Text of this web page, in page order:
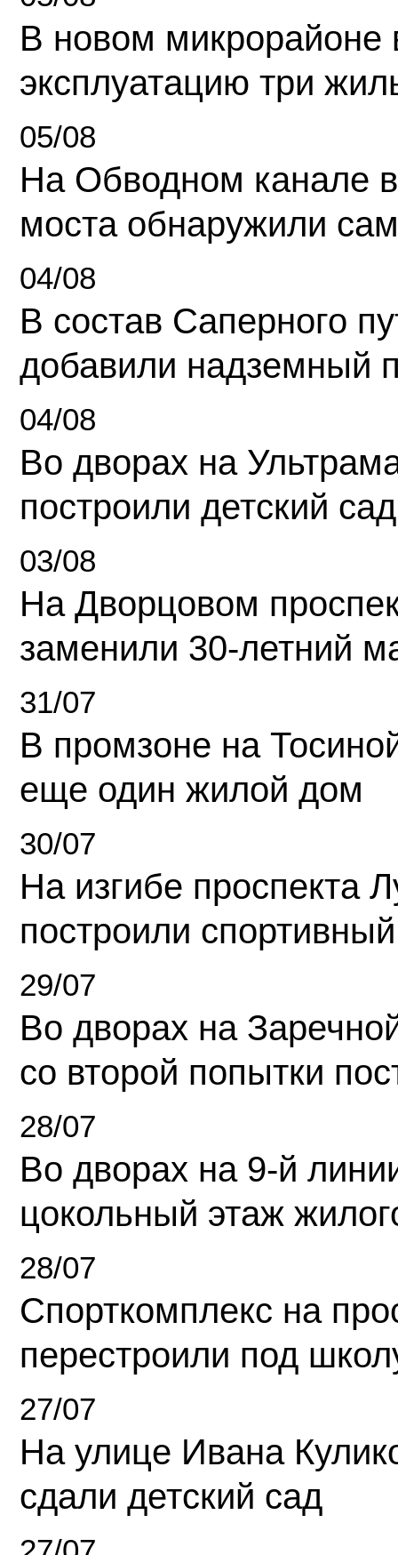
В новом микрорайоне
эксплуатацию три
05/08
На Обводном канале
моста обнаружили
04/08
В состав Саперного
добавили надземный
04/08
Во дворах на
построили детский сад
03/08
На Дворцовом
заменили 30-летний
31/07
В промзоне на
еще один жилой дом
30/07
На изгибе проспекта
построили
29/07
Во дворах на
со второй попытки
28/07
Во дворах на 9-й
цокольный этаж
28/07
Спорткомплекс на
перестроили под
27/07
На улице Ивана
сдали детский сад